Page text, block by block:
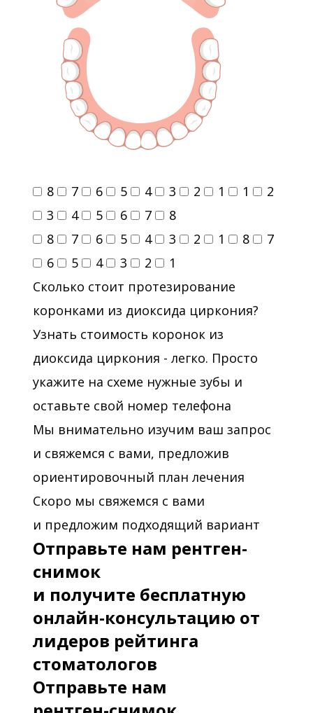
8 7 6 5 4 3 2 1 1
2
3
4 5 6 7
8
8
7 6 5 4 3 2 1 8
7
6
5 4 3 2
1
Сколько стоит протезирование
коронками из диоксида циркония?
Узнать стоимость коронок из
диоксида циркония - легко. Просто
укажите на схеме нужные зубы и
оставьте свой номер телефона
Мы внимательно изучим ваш запрос
и свяжемся с вами, предложив
ориентировочный план лечения
Скоро мы свяжемся с вами
и предложим подходящий вариант
Отправьте нам рентген-
снимок
и получите бесплатную
онлайн-консультацию от
лидеров рейтинга
стоматологов
Отправьте нам